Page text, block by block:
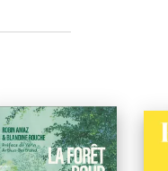
NOUVEAUTÉ